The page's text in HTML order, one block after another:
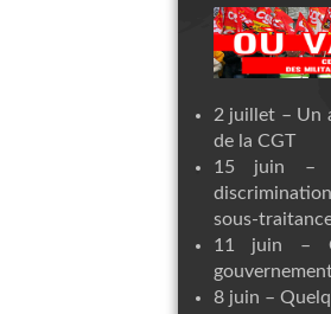
2 juillet – Un
de la CGT
15 juin –
sous-
11 juin –
8 juin –